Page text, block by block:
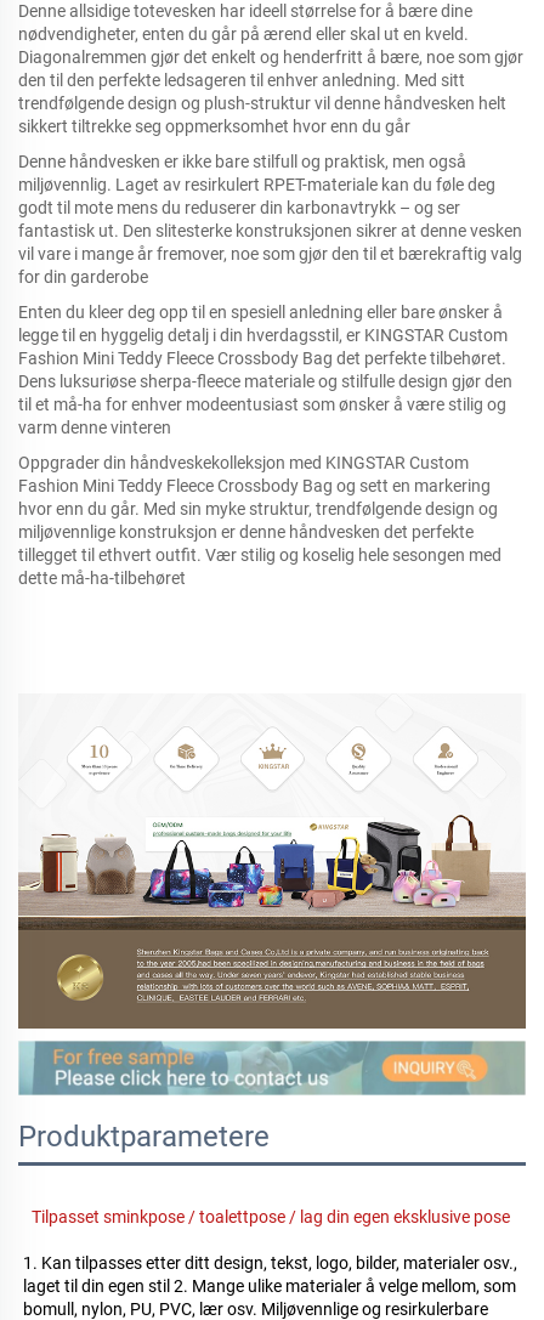
Denne allsidige totevesken har ideell størrelse for å bære dine
nødvendigheter, enten du går på ærend eller skal ut en kveld.
Diagonalremmen gjør det enkelt og henderfritt å bære, noe som gjør
den til den perfekte ledsageren til enhver anledning. Med sitt
trendfølgende design og plush-struktur vil denne håndvesken helt
sikkert tiltrekke seg oppmerksomhet hvor enn du går
Denne håndvesken er ikke bare stilfull og praktisk, men også
miljøvennlig. Laget av resirkulert RPET-materiale kan du føle deg
godt til mote mens du reduserer din karbonavtrykk – og ser
fantastisk ut. Den slitesterke konstruksjonen sikrer at denne vesken
vil vare i mange år fremover, noe som gjør den til et bærekraftig valg
for din garderobe
Enten du kleer deg opp til en spesiell anledning eller bare ønsker å
legge til en hyggelig detalj i din hverdagsstil, er KINGSTAR Custom
Fashion Mini Teddy Fleece Crossbody Bag det perfekte tilbehøret.
Dens luksuriøse sherpa-fleece materiale og stilfulle design gjør den
til et må-ha for enhver modeentusiast som ønsker å være stilig og
varm denne vinteren
Oppgrader din håndveskekolleksjon med KINGSTAR Custom
Fashion Mini Teddy Fleece Crossbody Bag og sett en markering
hvor enn du går. Med sin myke struktur, trendfølgende design og
miljøvennlige konstruksjon er denne håndvesken det perfekte
tillegget til ethvert outfit. Vær stilig og koselig hele sesongen med
dette må-ha-tilbehøret
Produktparametere
Tilpasset sminkpose / toalettpose / lag din egen eksklusive pose
1. Kan tilpasses etter ditt design, tekst, logo, bilder, materialer osv.,
laget til din egen stil 2. Mange ulike materialer å velge mellom, som
bomull, nylon, PU, PVC, lær osv. Miljøvennlige og resirkulerbare